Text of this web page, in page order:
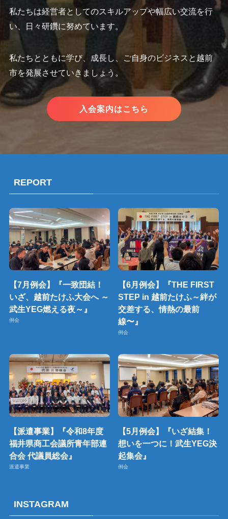
私たちは経営者としてのスキルアップや幅広い交流を行
い、日々研鑽に努めています。
私たちとともに学び、成長し、ご自身のビジネスと越前
市を発展させていきましょう。
入会案内はこちら
REPORT
【7月例会】『一致団結！
いざ、越前たけふ大会へ ～
武生YEG燃える夜～』
例会
【6月例会】『THE FIRST
STEP in 越前たけふ～絆が
交差する、情熱の最前
線〜』
例会
【派遣事業】『令和8年度
福井県商工会議所青年部連
合会 代議員総会』
派遣事業
【5月例会】『いざ結集！
想いを一つに！武生YEG決
起集会』
例会
INSTAGRAM